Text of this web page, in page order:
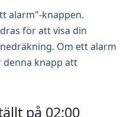
alarm"-knappen.
för att visa din
Om ett alarm
knapp att
på 02:00